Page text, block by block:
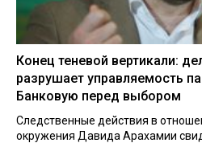
Конец теневой вертикали:
разрушает управляемость
Банковую перед выбором
Следственные действия в
окружения Давида Арахамии